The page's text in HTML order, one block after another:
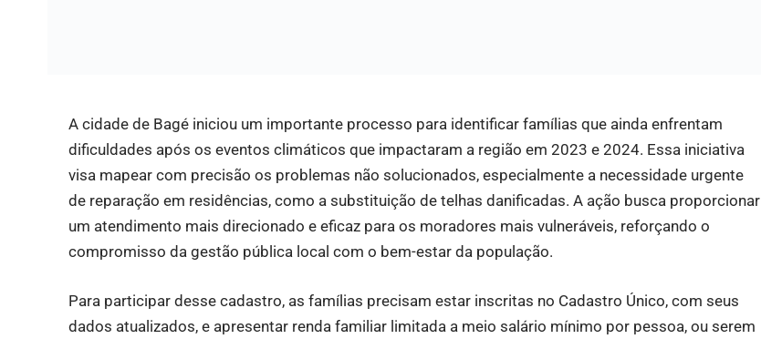
A cidade de Bagé iniciou um importante processo para identificar famílias que ainda enfrentam
dificuldades após os eventos climáticos que impactaram a região em 2023 e 2024. Essa iniciativa
visa mapear com precisão os problemas não solucionados, especialmente a necessidade urgente
de reparação em residências, como a substituição de telhas danificadas. A ação busca proporcionar
um atendimento mais direcionado e eficaz para os moradores mais vulneráveis, reforçando o
compromisso da gestão pública local com o bem-estar da população.
Para participar desse cadastro, as famílias precisam estar inscritas no Cadastro Único, com seus
dados atualizados, e apresentar renda familiar limitada a meio salário mínimo por pessoa, ou serem